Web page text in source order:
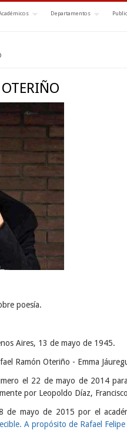
Departamentos
poesía.
Aires, 13 de mayo de 1945.
Ramón Oteriño - Emma
el 22 de mayo de 2014
por Leopoldo Díaz,
de mayo de 2015 por el
A propósito de Rafael Felipe